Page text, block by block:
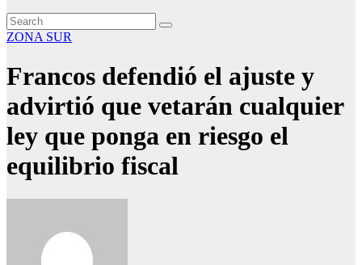
ZONA SUR
Francos defendió el ajuste y
advirtió que vetarán cualquier
ley que ponga en riesgo el
equilibrio fiscal